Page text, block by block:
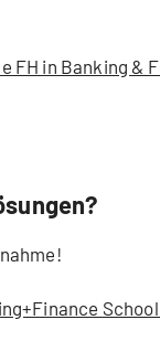
FH in Banking &